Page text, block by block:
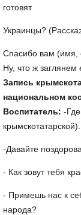
готовят
Украинцы?
Спасибо вам (имя,
Ну, что ж
Запись
национальном
Воспитатель: -
крымскотатарской).
-Давайте
- Как зовут тебя
- Примешь нас к
народа?